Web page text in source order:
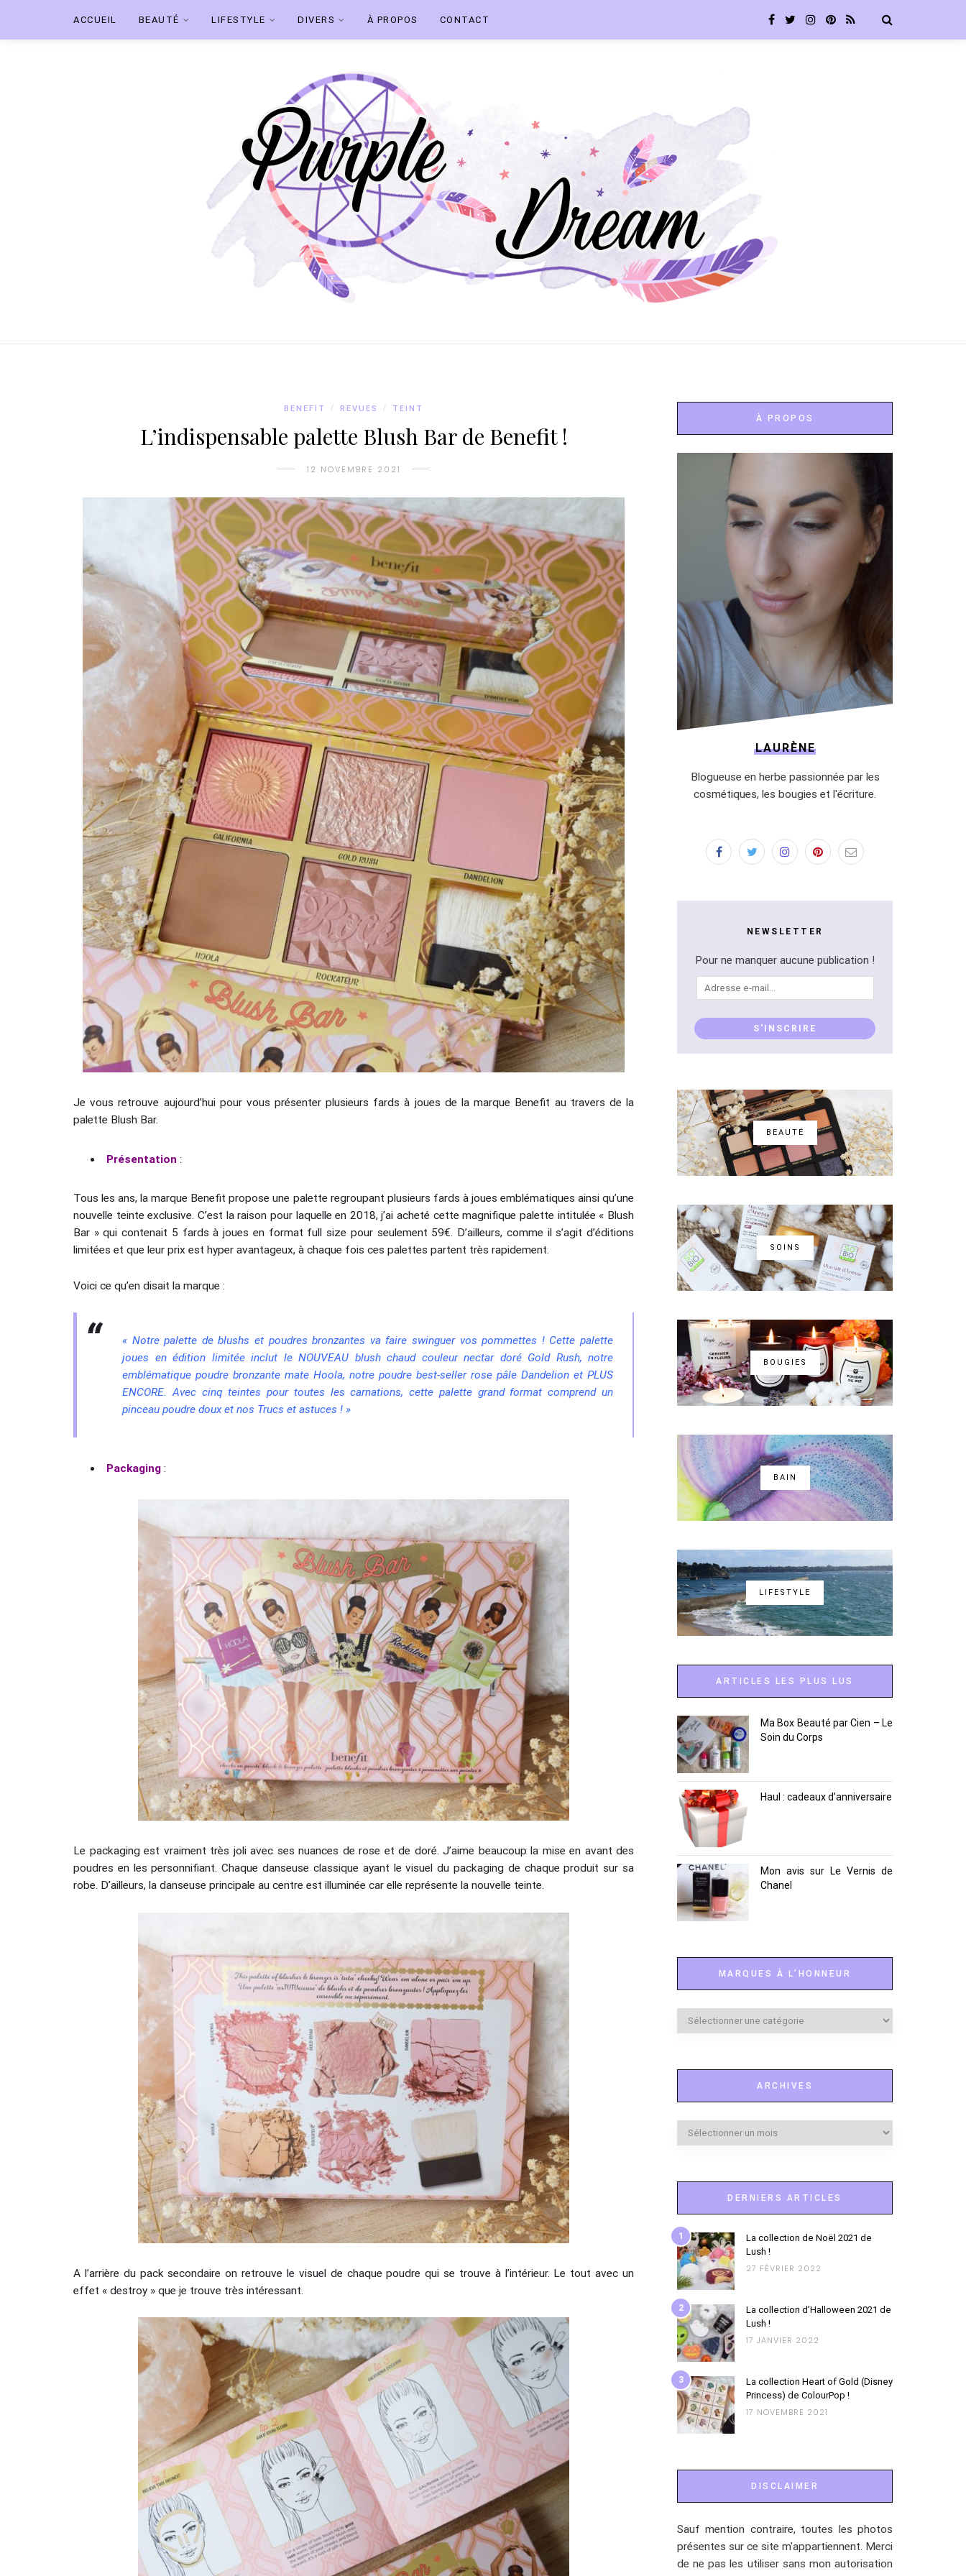
ACCUEIL BEAUTÉ LIFESTYLE DIVERS À PROPOS CONTACT
BENEFIT / REVUES / TEINT
L’indispensable palette Blush Bar de Benefit !
12 NOVEMBRE 2021
Je vous retrouve aujourd’hui pour vous présenter plusieurs fards à joues de la marque Benefit au travers de la
palette Blush Bar.
Présentation :
Tous les ans, la marque Benefit propose une palette regroupant plusieurs fards à joues emblématiques ainsi qu’une
nouvelle teinte exclusive. C’est la raison pour laquelle en 2018, j’ai acheté cette magnifique palette intitulée « Blush
Bar » qui contenait 5 fards à joues en format full size pour seulement 59€. D’ailleurs, comme il s’agit d’éditions
limitées et que leur prix est hyper avantageux, à chaque fois ces palettes partent très rapidement.
Voici ce qu’en disait la marque :
« Notre palette de blushs et poudres bronzantes va faire swinguer vos pommettes ! Cette palette
joues en édition limitée inclut le NOUVEAU blush chaud couleur nectar doré Gold Rush, notre
emblématique poudre bronzante mate Hoola, notre poudre best-seller rose pâle Dandelion et PLUS
ENCORE. Avec cinq teintes pour toutes les carnations, cette palette grand format comprend un
pinceau poudre doux et nos Trucs et astuces ! »
Packaging :
Le packaging est vraiment très joli avec ses nuances de rose et de doré. J’aime beaucoup la mise en avant des
poudres en les personnifiant. Chaque danseuse classique ayant le visuel du packaging de chaque produit sur sa
robe. D’ailleurs, la danseuse principale au centre est illuminée car elle représente la nouvelle teinte.
A l’arrière du pack secondaire on retrouve le visuel de chaque poudre qui se trouve à l’intérieur. Le tout avec un
effet « destroy » que je trouve très intéressant.
À PROPOS
LAURÈNE
Blogueuse en herbe passionnée par les
cosmétiques, les bougies et l'écriture.
NEWSLETTER
Pour ne manquer aucune publication !
Adresse
e-
S'INSCRIRE
BEAUTÉ
SOINS
BOUGIES
BAIN
LIFESTYLE
ARTICLES LES PLUS LUS
Ma Box Beauté par Cien – Le
Soin du Corps
Haul : cadeaux d’anniversaire
Mon avis sur Le Vernis de
Chanel
MARQUES À L’HONNEUR
Marques
ARCHIVES
Archives
DERNIERS ARTICLES
1
La collection de Noël 2021 de
Lush !
27 FÉVRIER 2022
2
La collection d’Halloween 2021 de
Lush !
17 JANVIER 2022
3
La collection Heart of Gold (Disney
Princess) de ColourPop !
17 NOVEMBRE 2021
DISCLAIMER
Sauf mention contraire, toutes les photos
présentes sur ce site m'appartiennent. Merci
de ne pas les utiliser sans mon autorisation